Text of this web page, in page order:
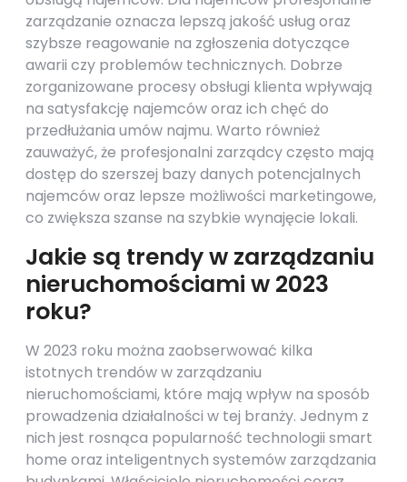
zarządzanie oznacza lepszą jakość usług oraz
szybsze reagowanie na zgłoszenia dotyczące
awarii czy problemów technicznych. Dobrze
zorganizowane procesy obsługi klienta wpływają
na satysfakcję najemców oraz ich chęć do
przedłużania umów najmu. Warto również
zauważyć, że profesjonalni zarządcy często mają
dostęp do szerszej bazy danych potencjalnych
najemców oraz lepsze możliwości marketingowe,
co zwiększa szanse na szybkie wynajęcie lokali.
Jakie są trendy w zarządzaniu
nieruchomościami w 2023
roku?
W 2023 roku można zaobserwować kilka
istotnych trendów w zarządzaniu
nieruchomościami, które mają wpływ na sposób
prowadzenia działalności w tej branży. Jednym z
nich jest rosnąca popularność technologii smart
home oraz inteligentnych systemów zarządzania